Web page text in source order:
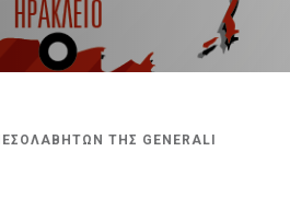
ΤΗΣ GENERALI